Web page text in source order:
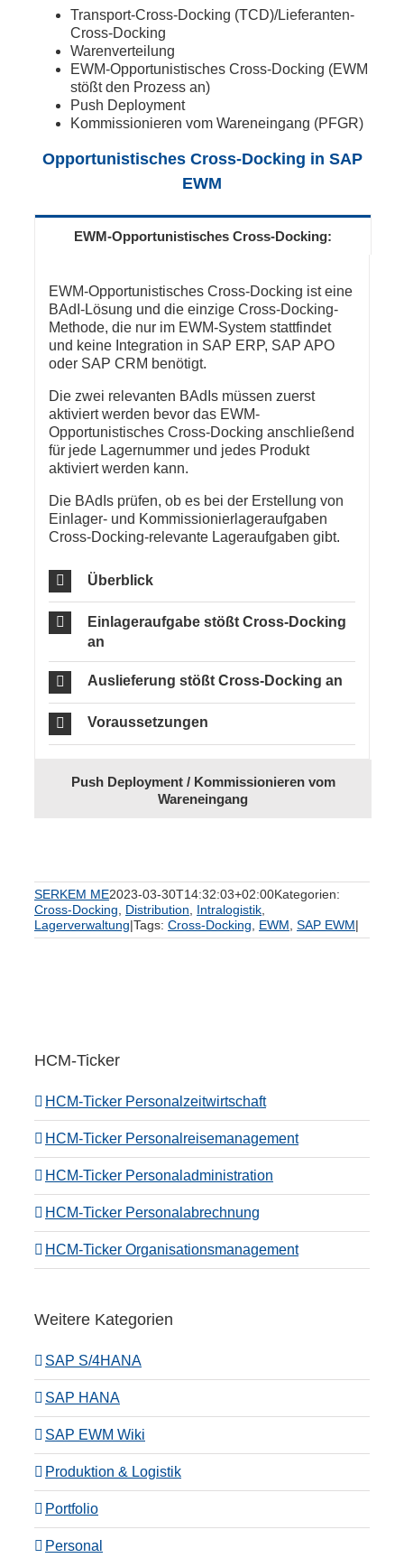
Transport-Cross-Docking (TCD)/Lieferanten-
Cross-Docking
Warenverteilung
EWM-Opportunistisches Cross-Docking (EWM
stößt den Prozess an)
Push Deployment
Kommissionieren vom Wareneingang (PFGR)
Opportunistisches Cross-Docking in SAP
EWM
EWM-Opportunistisches Cross-Docking:
EWM-Opportunistisches Cross-Docking ist eine
BAdI-Lösung und die einzige Cross-Docking-
Methode, die nur im EWM-System stattfindet
und keine Integration in SAP ERP, SAP APO
oder SAP CRM benötigt.
Die zwei relevanten BAdIs müssen zuerst
aktiviert werden bevor das EWM-
Opportunistisches Cross-Docking anschließend
für jede Lagernummer und jedes Produkt
aktiviert werden kann.
Die BAdIs prüfen, ob es bei der Erstellung von
Einlager- und Kommissionierlageraufgaben
Cross-Docking-relevante Lageraufgaben gibt.
Überblick
Einlageraufgabe stößt Cross-Docking
an
Auslieferung stößt Cross-Docking an
Voraussetzungen
Push Deployment / Kommissionieren vom
Wareneingang
SERKEM ME2023-03-30T14:32:03+02:00Kategorien:
Cross-Docking
Distribution Intralogistik
Lagerverwaltung|Tags: Cross-Docking EWM SAP EWM|
HCM-Ticker
HCM-Ticker Personalzeitwirtschaft
HCM-Ticker Personalreisemanagement
HCM-Ticker Personaladministration
HCM-Ticker Personalabrechnung
HCM-Ticker Organisationsmanagement
Weitere Kategorien
SAP S/4HANA
SAP HANA
SAP EWM Wiki
Produktion & Logistik
Portfolio
Personal